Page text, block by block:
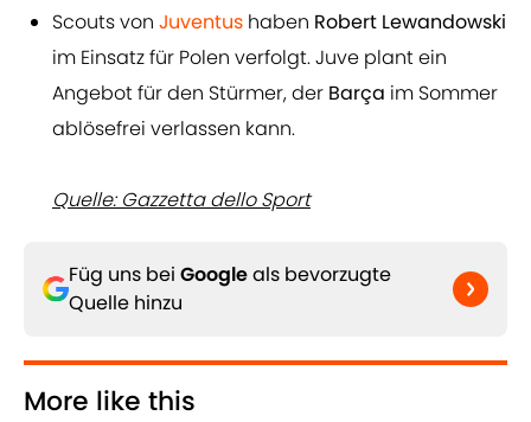
Scouts von Juventus haben Robert Lewandowski
im Einsatz für Polen verfolgt. Juve plant ein
Angebot für den Stürmer, der Barça im Sommer
ablösefrei verlassen kann.
Quelle: Gazzetta dello Sport
Füg uns bei Googleals bevorzugte
Quelle hinzu
More like this